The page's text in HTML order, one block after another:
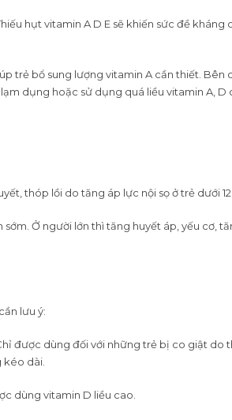
hụt vitamin A D E sẽ khiến sức đề
trẻ bổ sung lượng vitamin A cần thiết. Bên
dụng hoặc sử dụng quá liều vitamin A,
thóp lồi do tăng áp lực nội sọ ở trẻ dưới
Ở người lớn thì tăng huyết áp, yếu cơ,
lưu ý:
được dùng đối với những trẻ bị co giật do
kéo dài.
dùng vitamin D liều cao.